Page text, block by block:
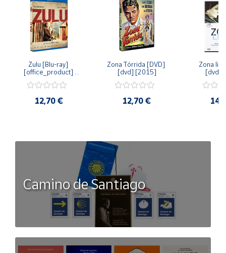
Zulu [Blu-ray]
[office_product]
12,70 €
Zona Tórrida [DVD]
[dvd] [2015]
12,70 €
Zona
[dvd]
Camino de Santiago